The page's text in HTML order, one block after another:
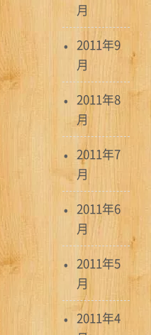
月
2011年9
月
2011年8
月
2011年7
月
2011年6
月
2011年5
月
2011年4